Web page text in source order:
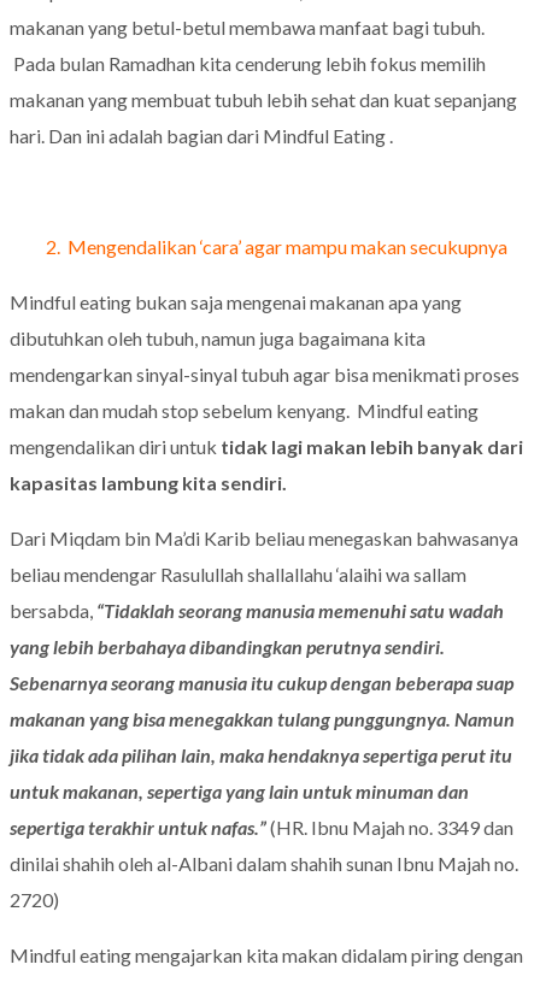
makanan yang betul-betul membawa manfaat bagi tubuh.
Pada bulan Ramadhan kita cenderung lebih fokus memilih
makanan yang membuat tubuh lebih sehat dan kuat sepanjang
hari. Dan ini adalah bagian dari Mindful Eating .
2. Mengendalikan ‘cara’ agar mampu makan secukupnya
Mindful eating bukan saja mengenai makanan apa yang
dibutuhkan oleh tubuh, namun juga bagaimana kita
mendengarkan sinyal-sinyal tubuh agar bisa menikmati proses
makan dan mudah stop sebelum kenyang. Mindful eating
mengendalikan diri untuk tidak lagi makan lebih banyak dari
kapasitas lambung kita sendiri.
Dari Miqdam bin Ma’di Karib beliau menegaskan bahwasanya
beliau mendengar Rasulullah shallallahu ‘alaihi wa sallam
bersabda, “Tidaklah seorang manusia memenuhi satu wadah
yang lebih berbahaya dibandingkan perutnya sendiri.
Sebenarnya seorang manusia itu cukup dengan beberapa suap
makanan yang bisa menegakkan tulang punggungnya. Namun
jika tidak ada pilihan lain, maka hendaknya sepertiga perut itu
untuk makanan, sepertiga yang lain untuk minuman dan
sepertiga terakhir untuk nafas.”(HR. Ibnu Majah no. 3349 dan
dinilai shahih oleh al-Albani dalam shahih sunan Ibnu Majah no.
2720)
Mindful eating mengajarkan kita makan didalam piring dengan